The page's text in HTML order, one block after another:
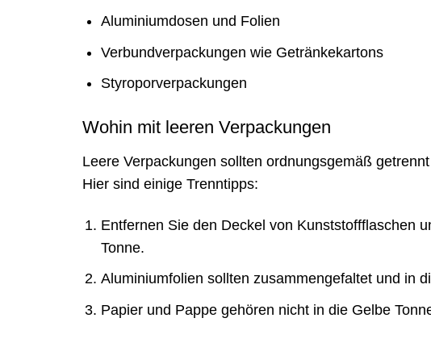
Aluminiumdosen und Folien
Verbundverpackungen wie Getränkekartons
Styroporverpackungen
Wohin mit leeren Verpackungen
Leere Verpackungen sollten ordnungsgemäß
Hier sind einige Trenntipps:
Entfernen Sie den Deckel von Kunststoffflaschen
Tonne.
Aluminiumfolien sollten zusammengefaltet und in
Papier und Pappe gehören nicht in die Gelbe